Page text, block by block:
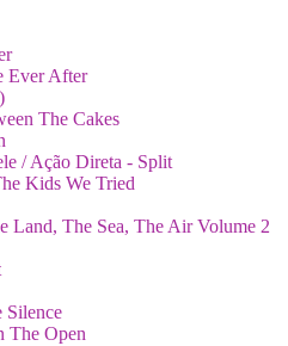
Ever After
The Cakes
/ Ação Direta - Split
Kids We Tried
Land, The Sea, The Air Volume 2
Silence
The Open